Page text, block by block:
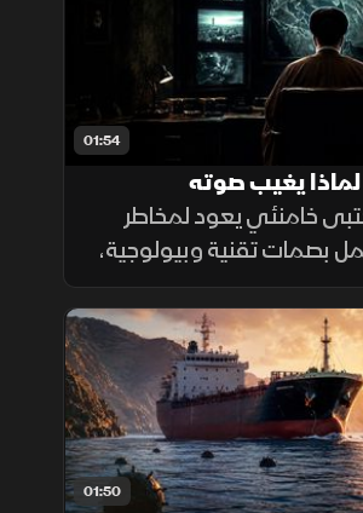
01:54
يغيب صوته
خامنئي يعود لمخاطر
بصمات تقنية وبيولوجية،
مكان التسجيل،
المستخدم، والبيئة المحيطة
01:50